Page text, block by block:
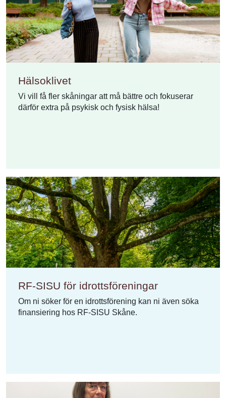
Hälsoklivet
Vi vill få fler skåningar att må bättre och fokuserar
därför extra på psykisk och fysisk hälsa!
RF-SISU för idrottsföreningar
Om ni söker för en idrottsförening kan ni även söka
finansiering hos RF-SISU Skåne.